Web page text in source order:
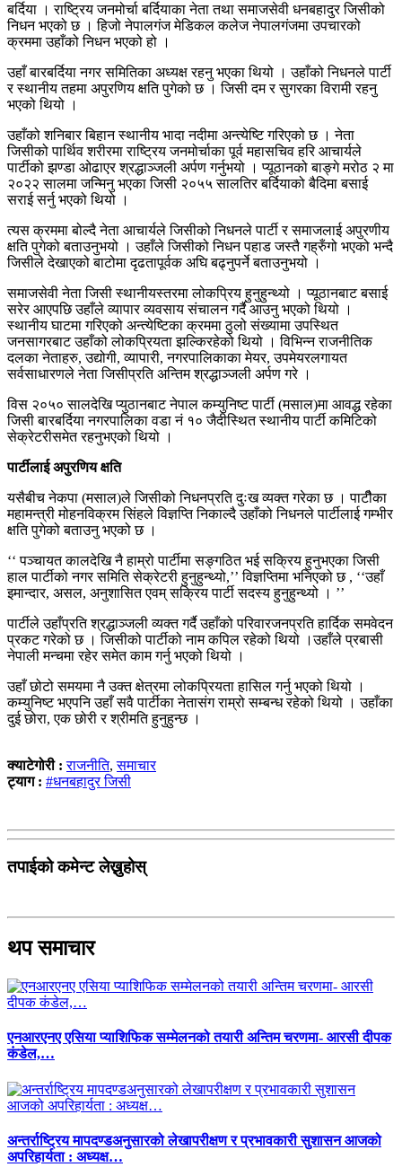
बर्दिया । राष्ट्रिय जनमोर्चा बर्दियाका नेता तथा समाजसेवी धनबहादुर जिसीको
निधन भएको छ । हिजो नेपालगंज मेडिकल कलेज नेपालगंजमा उपचारको
क्रममा उहाँको निधन भएको हो ।
उहाँ बारबर्दिया नगर समितिका अध्यक्ष रहनु भएका थियो । उहाँको निधनले पार्टी
र स्थानीय तहमा अपुरणिय क्षति पुगेको छ । जिसी दम र सुगरका विरामी रहनु
भएको थियो ।
उहाँको शनिबार बिहान स्थानीय भादा नदीमा अन्त्येष्टि गरिएको छ । नेता
जिसीको पार्थिव शरीरमा राष्ट्रिय जनमोर्चाका पूर्व महासचिव हरि आचार्यले
पार्टीको झण्डा ओढाएर श्रद्धाञ्जली अर्पण गर्नुभयो । प्यूठानको बाङ्गे मरोठ २ मा
२०२२ सालमा जन्मिनु भएका जिसी २०५५ सालतिर बर्दियाको बैदिमा बसाई
सराई सर्नु भएको थियो ।
त्यस क्रममा बोल्दै नेता आचार्यले जिसीको निधनले पार्टी र समाजलाई अपुरणीय
क्षति पुगेको बताउनुभयो । उहाँले जिसीको निधन पहाड जस्तै गह्रुँगो भएको भन्दै
जिसीले देखाएको बाटोमा दृढतापूर्वक अघि बढ्नुपर्ने बताउनुभयो ।
समाजसेवी नेता जिसी स्थानीयस्तरमा लोकप्रिय हुनुहुन्थ्यो । प्यूठानबाट बसाई
सरेर आएपछि उहाँले व्यापार व्यवसाय संचालन गर्दै आउनु भएको थियो ।
स्थानीय घाटमा गरिएको अन्त्येष्टिका क्रममा ठुलो संख्यामा उपस्थित
जनसागरबाट उहाँको लोकप्रियता झल्किरहेको थियो । विभिन्न राजनीतिक
दलका नेताहरु, उद्योगी, व्यापारी, नगरपालिकाका मेयर, उपमेयरलगायत
सर्वसाधारणले नेता जिसीप्रति अन्तिम श्रद्धाञ्जली अर्पण गरे ।
विस २०५० सालदेखि प्युठानबाट नेपाल कम्युनिष्ट पार्टी (मसाल)मा आवद्ध रहेका
जिसी बारबर्दिया नगरपालिका वडा नं १० जैदीस्थित स्थानीय पार्टी कमिटिको
सेक्रेटरीसमेत रहनुभएको थियो ।
पार्टीलाई अपुरणिय क्षति
यसैबीच नेकपा (मसाल)ले जिसीको निधनप्रति दुःख व्यक्त गरेका छ । पाटीैका
महामन्त्री मोहनविक्रम सिंहले विज्ञप्ति निकाल्दै उहाँको निधनले पार्टीलाई गम्भीर
क्षति पुगेको बताउनु भएको छ ।
‘‘ पञ्चायत कालदेखि नै हाम्रो पार्टीमा सङ्गठित भई सक्रिय हुनुभएका जिसी
हाल पार्टीको नगर समिति सेक्रेटरी हुनुहुन्थ्यो,’’ विज्ञप्तिमा भनिएको छ , ‘‘उहाँ
इमान्दार, असल, अनुशासित एवम् सक्रिय पार्टी सदस्य हुनुहुन्थ्यो । ’’
पार्टीले उहाँप्रति श्रद्धाञ्जली व्यक्त गर्दै उहाँको परिवारजनप्रति हार्दिक समवेदन
प्रकट गरेको छ । जिसीको पार्टीको नाम कपिल रहेको थियो ।उहाँले प्रबासी
नेपाली मन्चमा रहेर समेत काम गर्नु भएको थियो ।
उहाँ छोटो समयमा नै उक्त क्षेत्रमा लोकप्रियता हासिल गर्नु भएको थियो ।
कम्युनिष्ट भएपनि उहाँ सवै पार्टीका नेतासंग राम्रो सम्बन्ध रहेको थियो । उहाँका
दुई छोरा, एक छोरी र श्रीमति हुनुहुन्छ ।
क्याटेगोरी :राजनीति,समाचार
ट्याग : #धनबहादुर जिसी
तपाईको कमेन्ट लेख्नुहोस्
थप समाचार
एनआरएनए एसिया प्याशिफिक सम्मेलनको तयारी अन्तिम चरणमा- आरसी दीपक
कंडेल,…
अन्तर्राष्ट्रिय मापदण्डअनुसारको लेखापरीक्षण र प्रभावकारी सुशासन आजको
अपरिहार्यता : अध्यक्ष…